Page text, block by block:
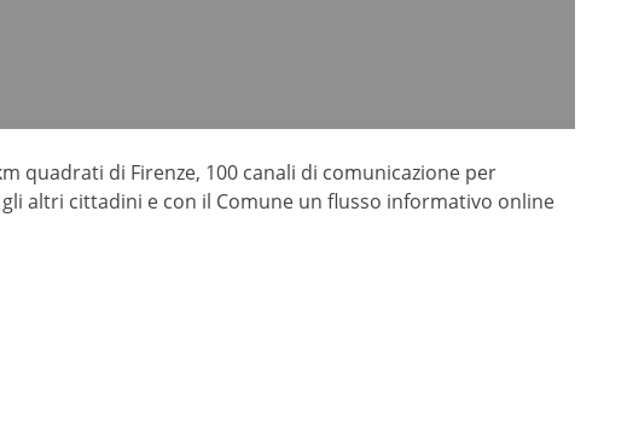
quadrati di Firenze, 100 canali di comunicazione per
altri cittadini e con il Comune un flusso informativo online